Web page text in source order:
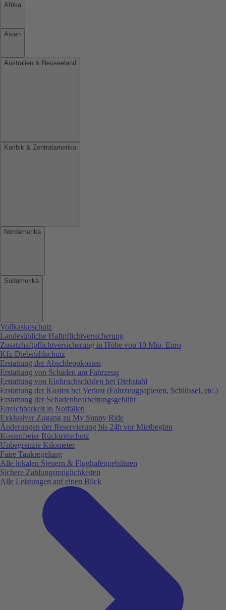
Afrika
Asien
Australien & Neuseeland
Karibik & Zentralamerika
Nordamerika
Südamerika
Vollkaskoschutz
Landesübliche Haftpflichtversicherung
Zusatzhaftpflichtversicherung in Höhe von 10 Mio. Euro
Kfz-Diebstahlschutz
Erstattung der Abschleppkosten
Erstattung von Schäden am Fahrzeug
Erstattung von Einbruchschäden bei Diebstahl
Erstattung der Kosten bei Verlust (Fahrzeugpapieren, Schlüssel, etc.)
Erstattung der Schadenbearbeitungsgebühr
Erreichbarkeit in Notfällen
Exklusiver Zugang zu My Sunny Ride
Änderungen der Reservierung bis 24h vor Mietbeginn
Kostenfreier Rücktrittschutz
Unbegrenzte Kilometer
Faire Tankregelung
Alle lokalen Steuern & Flughafengebühren
Sichere Zahlungsmöglichkeiten
Alle Leistungen auf einen Blick